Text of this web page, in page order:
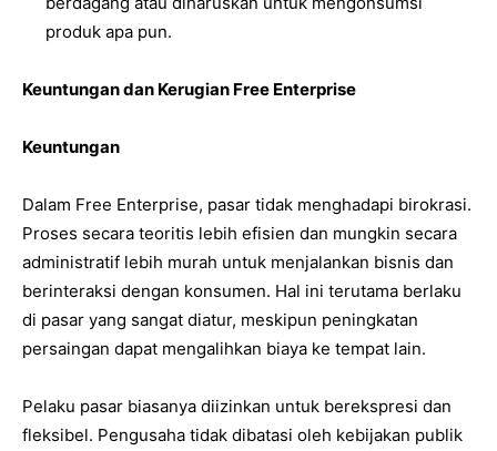
produk apa pun.
Keuntungan dan Kerugian Free Enterprise
Keuntungan
Dalam Free Enterprise, pasar tidak menghadapi birokrasi.
Proses secara teoritis lebih efisien dan mungkin secara
administratif lebih murah untuk menjalankan bisnis dan
berinteraksi dengan konsumen. Hal ini terutama berlaku
di pasar yang sangat diatur, meskipun peningkatan
persaingan dapat mengalihkan biaya ke tempat lain.
Pelaku pasar biasanya diizinkan untuk berekspresi dan
fleksibel. Pengusaha tidak dibatasi oleh kebijakan publik